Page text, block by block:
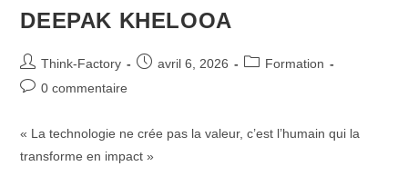
DEEPAK KHELOOA
Think-Factory avril 6, 2026
Formation
0 commentaire
« La technologie ne crée pas la valeur, c’est l’humain qui la
transforme en impact »